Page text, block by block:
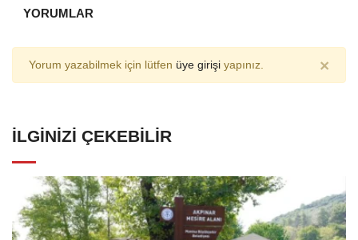
YORUMLAR
Yorum yazabilmek için lütfen üye girişi yapınız. ×
İLGINIZI ÇEKEBILIR